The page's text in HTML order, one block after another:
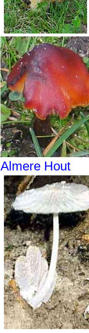
Almere Hout